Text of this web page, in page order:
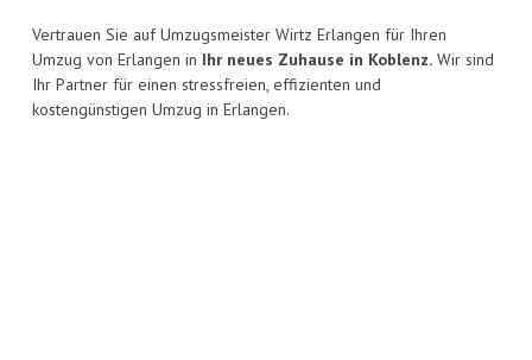
Vertrauen Sie auf Umzugsmeister Wirtz Erlangen für Ihren
Umzug von Erlangen in Ihr neues Zuhause in Koblenz. Wir sind
Ihr Partner für einen stressfreien, effizienten und
kostengünstigen Umzug in Erlangen.